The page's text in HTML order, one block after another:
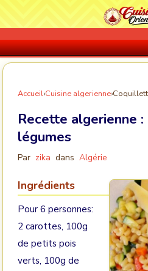
Accueil›Cuisine algerienne›
Recette algerienne :
légumes
Par zika dans Algérie
Ingrédients
Pour 6 personnes:
2 carottes, 100g
de petits pois
verts, 100g de